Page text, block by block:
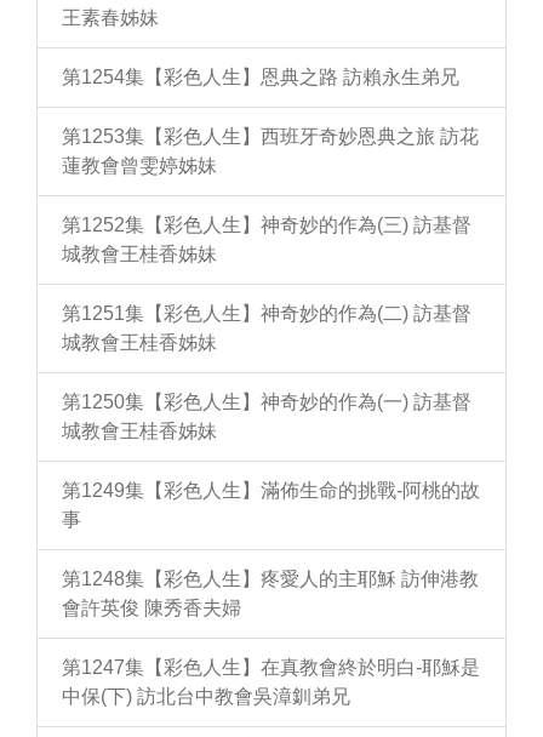
王素春姊妹
第1254集【彩色人生】恩典之路 訪賴永生弟兄
第1253集【彩色人生】西班牙奇妙恩典之旅 訪花
蓮教會曾雯婷姊妹
第1252集【彩色人生】神奇妙的作為(三) 訪基督
城教會王桂香姊妹
第1251集【彩色人生】神奇妙的作為(二) 訪基督
城教會王桂香姊妹
第1250集【彩色人生】神奇妙的作為(一) 訪基督
城教會王桂香姊妹
第1249集【彩色人生】滿佈生命的挑戰-阿桃的故
事
第1248集【彩色人生】疼愛人的主耶穌 訪伸港教
會許英俊 陳秀香夫婦
第1247集【彩色人生】在真教會終於明白-耶穌是
中保(下) 訪北台中教會吳漳釧弟兄